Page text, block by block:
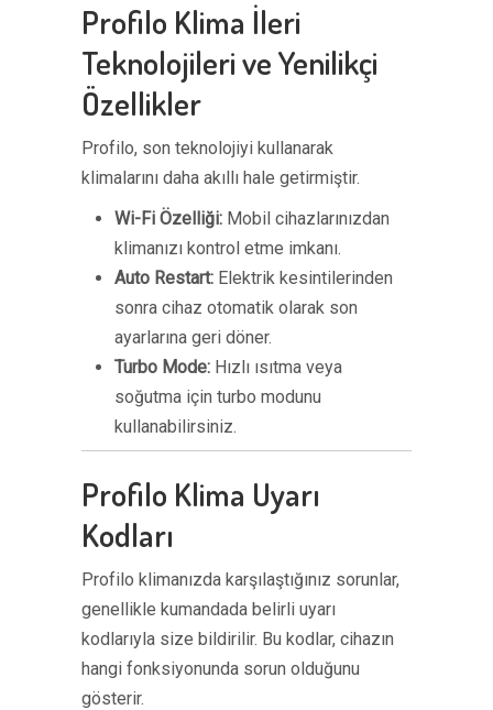
Profilo Klima İleri
Teknolojileri ve Yenilikçi
Özellikler
Profilo, son teknolojiyi kullanarak
klimalarını daha akıllı hale getirmiştir.
Wi-Fi Özelliği: Mobil cihazlarınızdan
klimanızı kontrol etme imkanı.
Auto Restart: Elektrik kesintilerinden
sonra cihaz otomatik olarak son
ayarlarına geri döner.
Turbo Mode: Hızlı ısıtma veya
soğutma için turbo modunu
kullanabilirsiniz.
Profilo Klima Uyarı
Kodları
Profilo klimanızda karşılaştığınız sorunlar,
genellikle kumandada belirli uyarı
kodlarıyla size bildirilir. Bu kodlar, cihazın
hangi fonksiyonunda sorun olduğunu
gösterir.